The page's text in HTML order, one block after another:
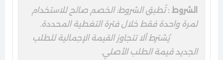
الشروط : تُطبق الشروط: الخصم صالح للاستخدام
لمرة واحدة فقط خلال فترة التغطية المحددة.
يُشترط ألا تتجاوز القيمة الإجمالية للطلب
الجديد قيمة الطلب الأصلي.